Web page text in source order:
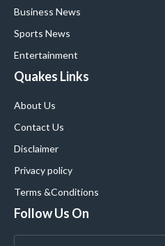
Business News
Sports News
Entertainment
Quakes Links
About Us
Contact Us
Disclaimer
Privacy policy
Terms &Conditions
Follow Us On